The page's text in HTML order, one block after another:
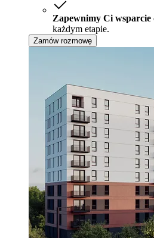
Zapewnimy Ci wsparcie
każdym etapie.
Zamów rozmowę